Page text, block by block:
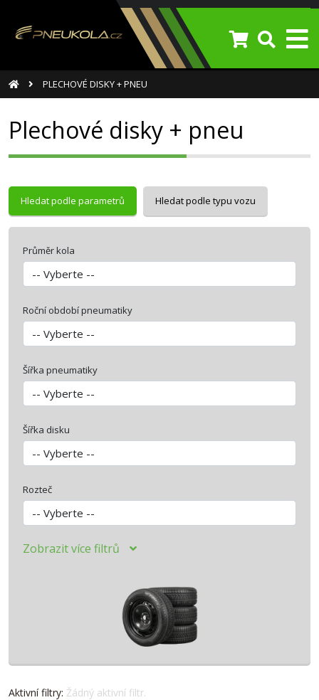
PLECHOVÉ DISKY + PNEU
Plechové disky + pneu
Hledat podle parametrů Hledat podle typu vozu
Průměr kola
Roční období pneumatiky
Šířka pneumatiky
Šířka disku
Rozteč
Zobrazitvíce filtrů
Aktivní filtry: Žádný aktivní filtr.